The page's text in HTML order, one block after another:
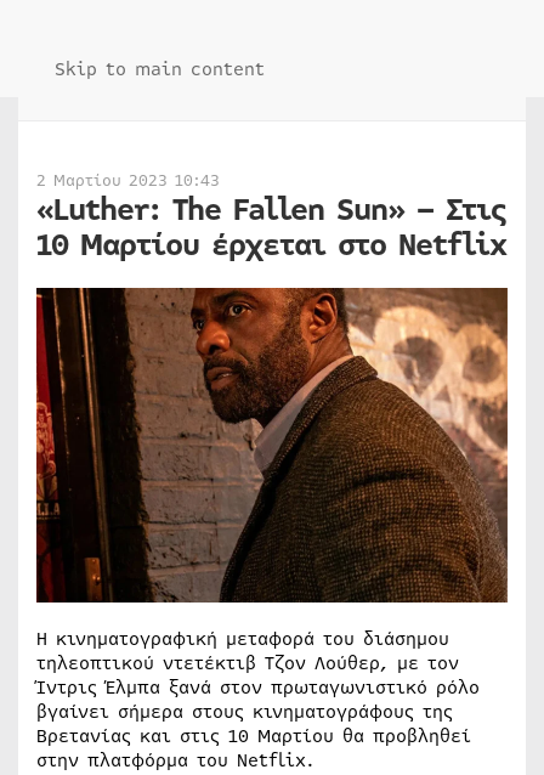
Skip to main content
2 Μαρτίου 2023 10:43
«Luther: The Fallen Sun» – Στις
10 Μαρτίου έρχεται στο Netflix
Η κινηματογραφική μεταφορά του διάσημου
τηλεοπτικού ντετέκτιβ Τζον Λούθερ, με τον
Ίντρις Έλμπα ξανά στον πρωταγωνιστικό ρόλο
βγαίνει σήμερα στους κινηματογράφους της
Βρετανίας και στις 10 Μαρτίου θα προβληθεί
στην πλατφόρμα του Netflix.